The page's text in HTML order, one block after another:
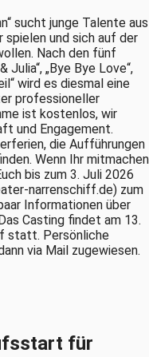
sucht junge Talente aus
spielen und sich auf der
Nach den fünf
Julia“, „Bye Bye Love“,
wird es diesmal eine
professioneller
ist kostenlos, wir
und Engagement.
die Aufführungen
Wenn Ihr mitmachen
bis zum 3. Juli 2026
narrenschiff.de) zum
Informationen über
Casting findet am 13.
statt. Persönliche
via Mail zugewiesen.
für